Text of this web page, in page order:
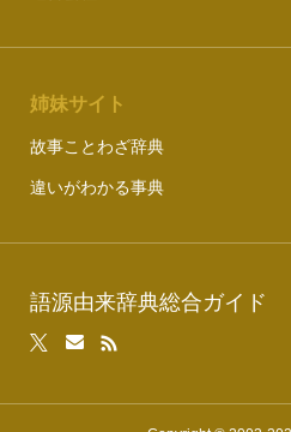
姉妹サイト
故事ことわざ辞典
違いがわかる事典
語源由来辞典総合ガイド